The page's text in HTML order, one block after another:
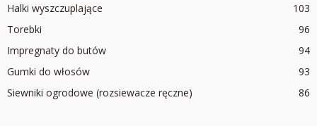
Halki wyszczuplające
103
Torebki
96
Impregnaty do butów
94
Gumki do włosów
93
Siewniki ogrodowe (rozsiewacze ręczne)
86